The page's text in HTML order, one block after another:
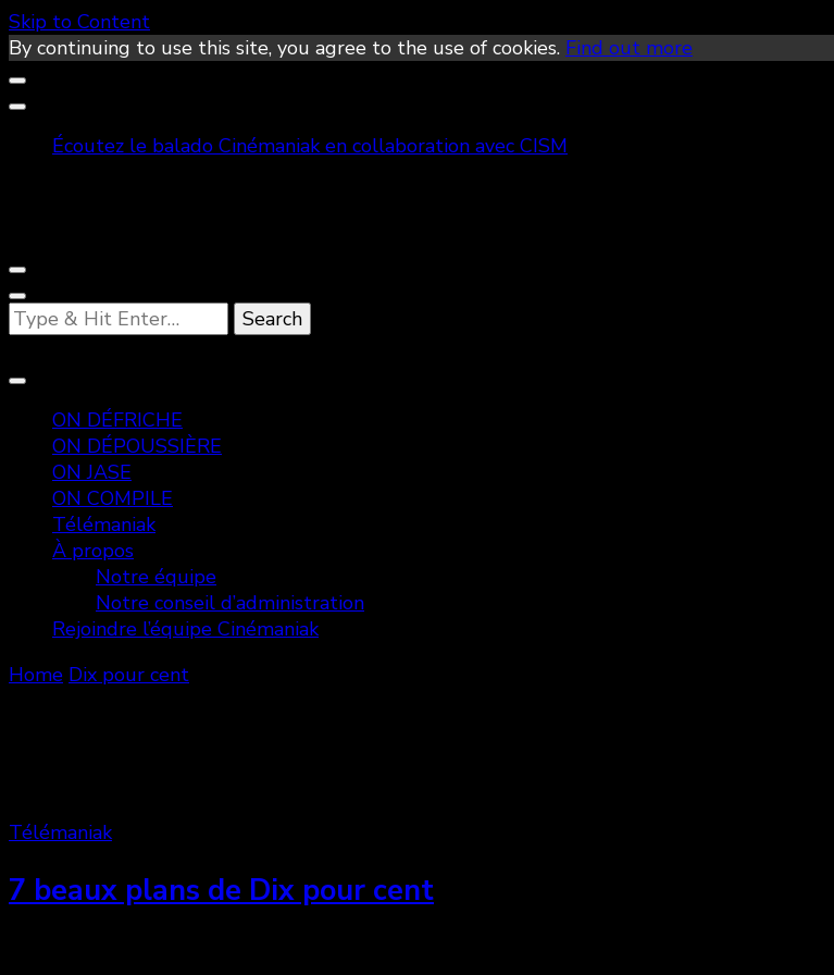
Skip to Content
By continuing to use this site, you agree to the use of cookies. Find out more
Écoutez le balado Cinémaniak en collaboration avec CISM
Looking
for
ON DÉFRICHE
ON DÉPOUSSIÈRE
ON JASE
ON COMPILE
Télémaniak
À propos
Notre équipe
Notre conseil d’administration
Rejoindre l’équipe Cinémaniak
Home Dix pour cent
Télémaniak
7 beaux plans de Dix pour cent